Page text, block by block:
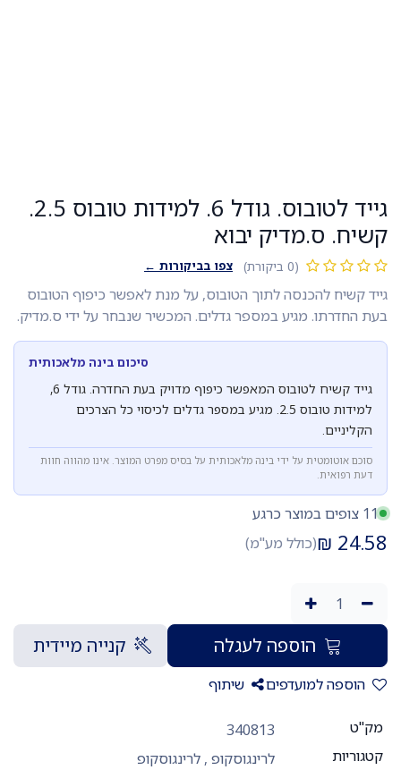
גייד לטובוס. גודל 6. למידות טובוס 2.5.
קשיח. ס.מדיק יבוא
(0 ביקורת) צפו בביקורות ←
גייד קשיח להכנסה לתוך הטובוס, על מנת לאפשר כיפוף הטובוס
בעת החדרתו. מגיע במספר גדלים. המכשיר שנבחר על ידי ס.מדיק.
סיכום בינה מלאכותית
גייד קשיח לטובוס המאפשר כיפוף מדויק בעת החדרה. גודל 6,
למידות טובוס 2.5. מגיע במספר גדלים לכיסוי כל הצרכים
הקליניים.
סוכם אוטומטית על ידי בינה מלאכותית על בסיס מפרט המוצר. אינו מהווה חוות
דעת רפואית.
11 צופים במוצר כרגע
24.58
₪(כולל מע"מ)
הוספה לעגלה קנייה מיידית
הוספה למועדפים שיתוף
מק"ט
340813
קטגוריות
לרינגוסקופ, לרינגוסקופ